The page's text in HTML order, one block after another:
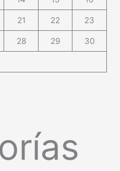
21 22 23
28 29 30